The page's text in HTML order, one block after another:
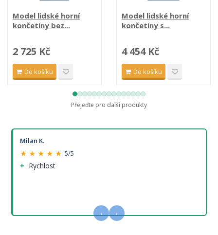
Model lidské horní
končetiny bez...
2 725 Kč
Do košíku
Model lidské horní
končetiny s...
4 454 Kč
Do košíku
Přejeďte pro další produkty
Milan K.
★ ★ ★ ★ ★ 5/5
Rychlost
‹ ›